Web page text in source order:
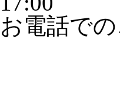
お電話で